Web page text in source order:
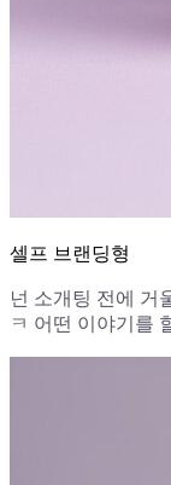
셀프 브랜딩형
넌 소개팅 전에 거
ㅋ 어떤 이야기를